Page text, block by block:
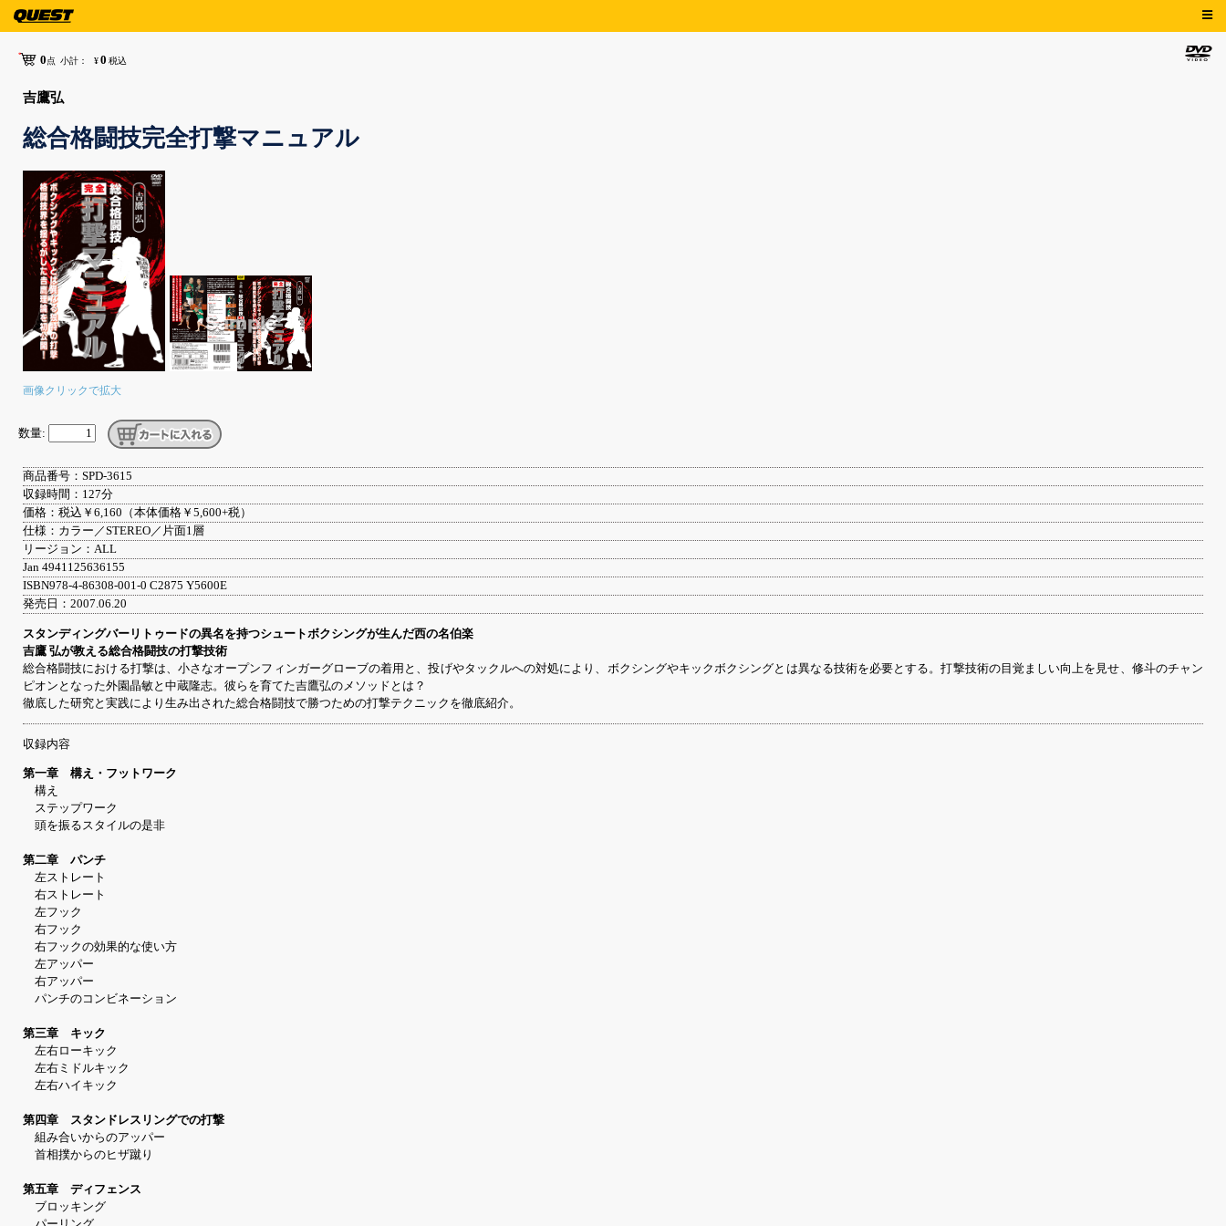
0点 小計： ¥0 税込
吉鷹弘
総合格闘技完全打撃マニュアル
画像クリックで拡大
数量:
商品番号：SPD-3615
収録時間：127分
価格：税込￥6,160（本体価格￥5,600+税）
仕様：カラー／STEREO／片面1層
リージョン：ALL
Jan 4941125636155
ISBN978-4-86308-001-0 C2875 Y5600E
発売日：2007.06.20
スタンディングバーリトゥードの異名を持つシュートボクシングが生んだ西の名伯楽
吉鷹 弘が教える総合格闘技の打撃技術
総合格闘技における打撃は、小さなオープンフィンガーグローブの着用と、投げやタックルへの対処により、ボクシングやキックボクシングとは異なる技術を必要とする。打撃技術の目覚ましい向上を見せ、修斗のチャン
ピオンとなった外園晶敏と中蔵隆志。彼らを育てた吉鷹弘のメソッドとは？
徹底した研究と実践により生み出された総合格闘技で勝つための打撃テクニックを徹底紹介。
収録内容
第一章 構え・フットワーク
構え
ステップワーク
頭を振るスタイルの是非
第二章 パンチ
左ストレート
右ストレート
左フック
右フック
右フックの効果的な使い方
左アッパー
右アッパー
パンチのコンビネーション
第三章 キック
左右ローキック
左右ミドルキック
左右ハイキック
第四章 スタンドレスリングでの打撃
組み合いからのアッパー
首相撲からのヒザ蹴り
第五章 ディフェンス
ブロッキング